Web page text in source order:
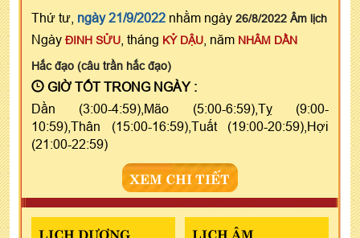
Thứ tư, ngày 21/9/2022 nhằm ngày 26/8/2022 Âm lịch
Ngày ĐINH SỬU , tháng KỶ DẬU , năm NHÂM DẦN
Hắc đạo (câu trần hắc đạo)
GIỜ TỐT TRONG NGÀY :
Dần (3:00-4:59),Mão (5:00-6:59),Tỵ (9:00-
10:59),Thân (15:00-16:59),Tuất (19:00-20:59),Hợi
(21:00-22:59)
XEM CHI TIẾT
LỊCH DƯƠNG LỊCH ÂM